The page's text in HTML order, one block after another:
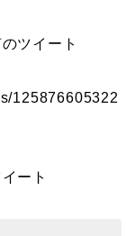
ツイート
125876605322
ート